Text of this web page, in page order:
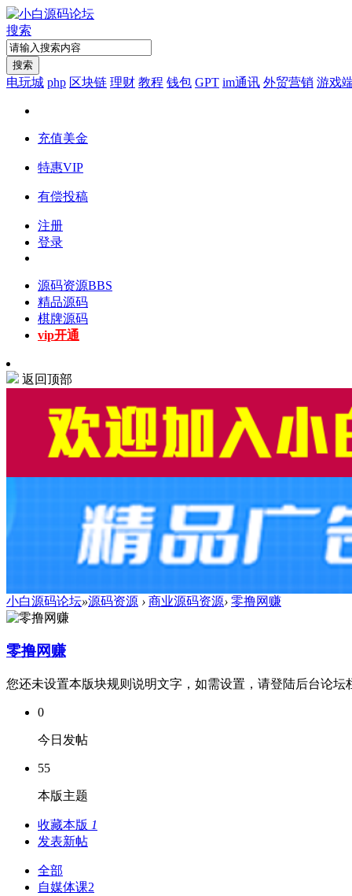
搜索
搜索
电玩城 php 区块链 理财 教程 钱包 GPT im通讯 外贸营销 游戏
充值美金
特惠VIP
有偿投稿
注册
登录
源码资源BBS
精品源码
棋牌源码
vip开通
返回顶部
小白源码论坛»源码资源 › 商业源码资源› 零撸网赚
零撸网赚
您还未设置本版块规则说明文字，如需设置，请登陆后台论
0
今日发帖
55
本版主题
收藏本版 1
发表新帖
全部
自媒体课2